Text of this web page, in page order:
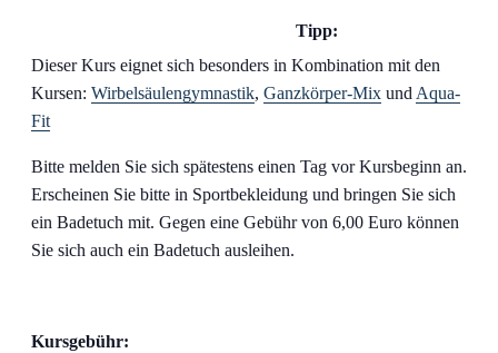
Tipp:
Dieser Kurs eignet sich besonders in Kombination mit den
Kursen: Wirbelsäulengymnastik, Ganzkörper-Mix und Aqua-
Fit
Bitte melden Sie sich spätestens einen Tag vor Kursbeginn an.
Erscheinen Sie bitte in Sportbekleidung und bringen Sie sich
ein Badetuch mit. Gegen eine Gebühr von 6,00 Euro können
Sie sich auch ein Badetuch ausleihen.
Kursgebühr: